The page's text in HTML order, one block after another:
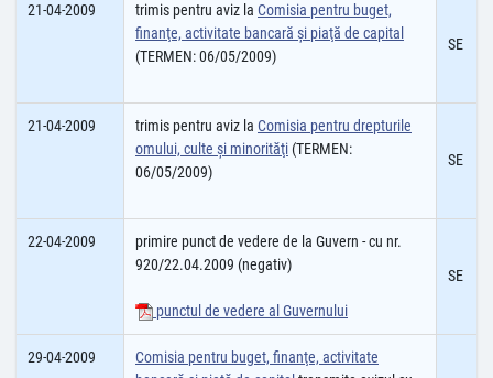
21-04-2009 trimis pentru aviz la Comisia pentru buget,
finanţe, activitate bancară şi piaţă de capital
(TERMEN: 06/05/2009)
SE
21-04-2009 trimis pentru aviz la Comisia pentru drepturile
omului, culte şi minorităţi (TERMEN:
06/05/2009)
SE
22-04-2009
primire punct de vedere de la Guvern - cu nr.
920/22.04.2009 (negativ)
punctul de vedere al Guvernului
SE
29-04-2009
Comisia pentru buget, finanţe, activitate